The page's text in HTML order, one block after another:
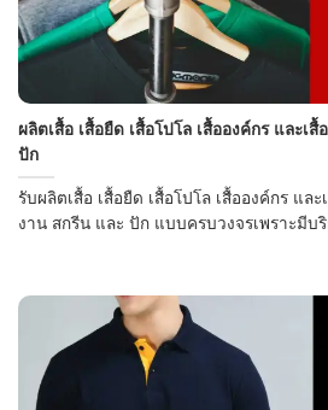
ผลิตเสื้อ เสื้อยืด เสื้อโปโล เสื้อองค์กร และเ
ปัก
รับผลิตเสื้อ เสื้อยืด เสื้อโปโล เสื้อองค์กร แล
งาน สกรีน และ ปัก แบบครบวงจรเพราะมีบ